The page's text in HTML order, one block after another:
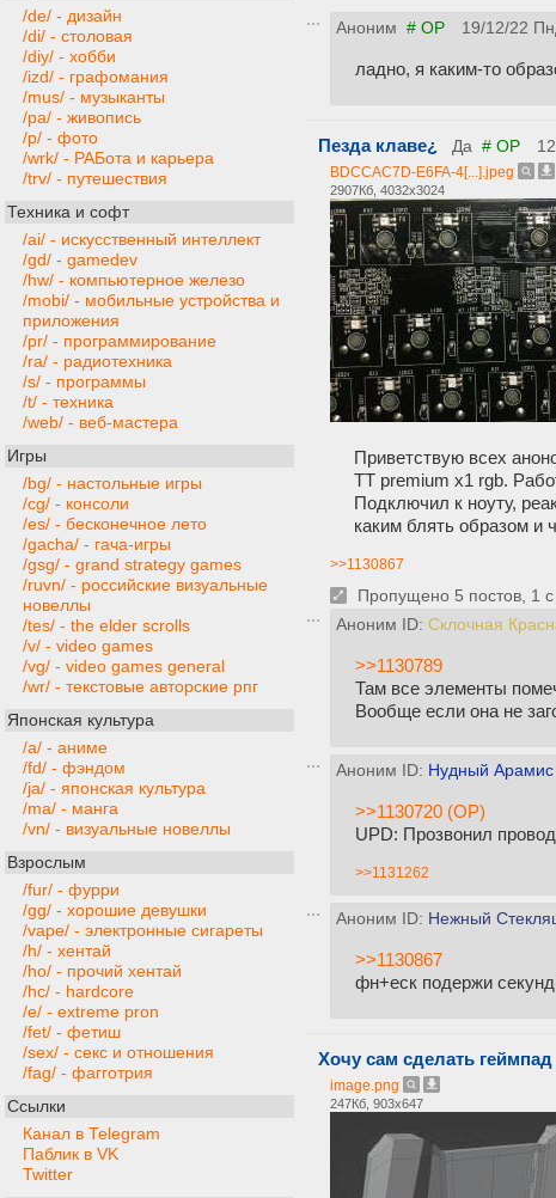
/de/ - дизайн
/di/ - столовая
/diy/ - хобби
/izd/ - графомания
/mus/ - музыканты
/pa/ - живопись
/p/ - фото
/wrk/ - РАБота и карьера
/trv/ - путешествия
Техника и софт
/ai/ - искусственный интеллект
/gd/ - gamedev
/hw/ - компьютерное железо
/mobi/ - мобильные устройства и
приложения
/pr/ - программирование
/ra/ - радиотехника
/s/ - программы
/t/ - техника
/web/ - веб-мастера
Игры
/bg/ - настольные игры
/cg/ - консоли
/es/ - бесконечное лето
/gacha/ - гача-игры
/gsg/ - grand strategy games
/ruvn/ - российские визуальные
новеллы
/tes/ - the elder scrolls
/v/ - video games
/vg/ - video games general
/wr/ - текстовые авторские рпг
Японская культура
/a/ - аниме
/fd/ - фэндом
/ja/ - японская культура
/ma/ - манга
/vn/ - визуальные новеллы
Взрослым
/fur/ - фурри
/gg/ - хорошие девушки
/vape/ - электронные сигареты
/h/ - хентай
/ho/ - прочий хентай
/hc/ - hardcore
/e/ - extreme pron
/fet/ - фетиш
/sex/ - секс и отношения
/fag/ - фагготрия
Ссылки
Канал в Telegram
Паблик в VK
Twitter
Аноним # OP 19/12/22
ладно, я каким-то
Пезда клаве¿ Да # OP
BDCCAC7D-E6FA-4[...].jpeg
2907Кб, 4032x3024
Приветствую всех
TT premium x1 rgb.
Подключил к ноуту,
каким блять образом и
>>1130867
Пропущено 5 постов, 1 с
Аноним ID: Склочная
>>1130789
Там все элементы
Вообще если она не
Аноним ID: Нудный Арамис
>>1130720 (OP)
UPD: Прозвонил
>>1131262
Аноним ID: Нежный
>>1130867
фн+еск подержи
Хочу сам сделать
image.png
247Кб, 903x647